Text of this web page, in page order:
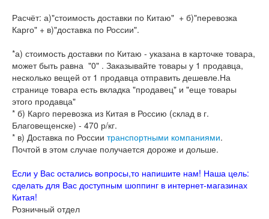
Расчёт: а)"стоимость доставки по Китаю" + б)"перевозка
Карго" + в)"доставка по России".
*а) стоимость доставки по Китаю - указана в карточке товара,
может быть равна "0" . Заказывайте товары у 1 продавца,
несколько вещей от 1 продавца отправить дешевле.На
странице товара есть вкладка "продавец" и "еще товары
этого продавца"
* б) Карго перевозка из Китая в Россию (склад в г.
Благовещенске) - 470 р/кг.
* в) Доставка по России транспортными компаниями.
Почтой в этом случае получается дороже и дольше.
Если у Вас остались вопросы,то напишите нам! Наша цель:
сделать для Вас доступным шоппинг в интернет-магазинах
Китая!
Розничный отдел